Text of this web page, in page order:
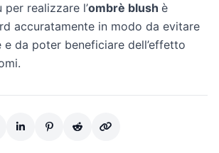
realizzare l’ombrè blush è
accuratamente in modo da evitare
da poter beneficiare dell’effetto